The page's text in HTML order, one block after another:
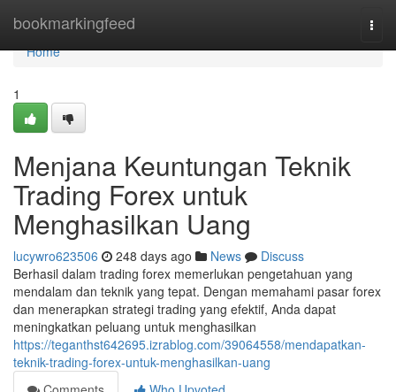
bookmarkingfeed
Home
Home
1
Menjana Keuntungan Teknik
Trading Forex untuk
Menghasilkan Uang
lucywro623506 248 days ago News
Discuss
Berhasil dalam trading forex memerlukan pengetahuan yang
mendalam dan teknik yang tepat. Dengan memahami pasar forex
dan menerapkan strategi trading yang efektif, Anda dapat
meningkatkan peluang untuk menghasilkan
https://teganthst642695.izrablog.com/39064558/mendapatkan-
teknik-trading-forex-untuk-menghasilkan-uang